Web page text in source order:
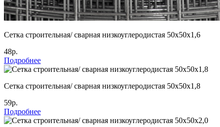
Сетка строительная/ сварная низкоуглеродистая 50х50х1,6
48р.
Подробнее
Сетка строительная/ сварная низкоуглеродистая 50х50х1,8
59р.
Подробнее